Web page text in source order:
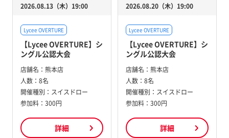
2026.08.13（木）19:00
Lycee OVERTURE
【Lycee OVERTURE】シ
ングル公認大会
店舗名： 熊本店
人数： 8名
開催種別： スイスドロー
参加料： 300円
詳細
2026.08.20（木）19:00
Lycee OVERTURE
【Lycee OVERTURE】シ
ングル公認大会
店舗名： 熊本店
人数： 8名
開催種別： スイスドロー
参加料： 300円
詳細